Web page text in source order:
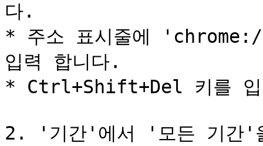
다.
* 주소 표시줄에
입력 합니다.
* Ctrl+Shift+Del 키를 입
2. '기간'에서 '모든 기간'